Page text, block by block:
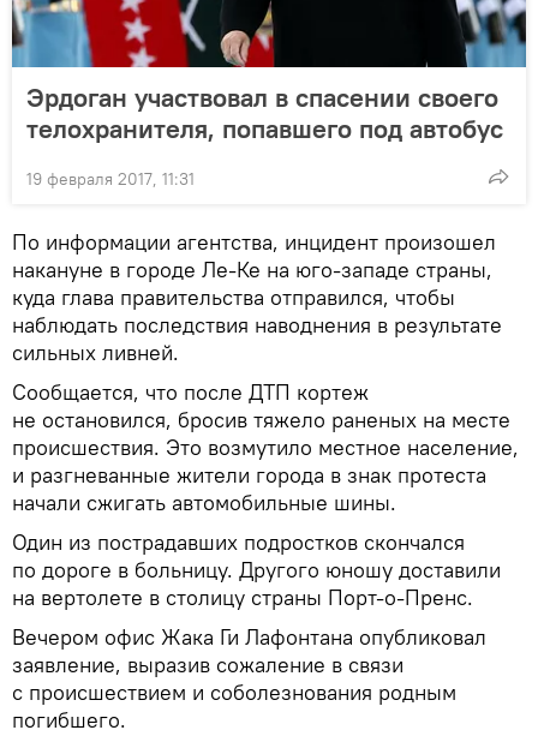
Эрдоган участвовал в спасении своего
телохранителя, попавшего под автобус
19 февраля 2017, 11:31
По информации агентства, инцидент произошел
накануне в городе Ле-Ке на юго-западе страны,
куда глава правительства отправился, чтобы
наблюдать последствия наводнения в результате
сильных ливней.
Сообщается, что после ДТП кортеж
не остановился, бросив тяжело раненых на месте
происшествия. Это возмутило местное население,
и разгневанные жители города в знак протеста
начали сжигать автомобильные шины.
Один из пострадавших подростков скончался
по дороге в больницу. Другого юношу доставили
на вертолете в столицу страны Порт-о-Пренс.
Вечером офис Жака Ги Лафонтана опубликовал
заявление, выразив сожаление в связи
с происшествием и соболезнования родным
погибшего.